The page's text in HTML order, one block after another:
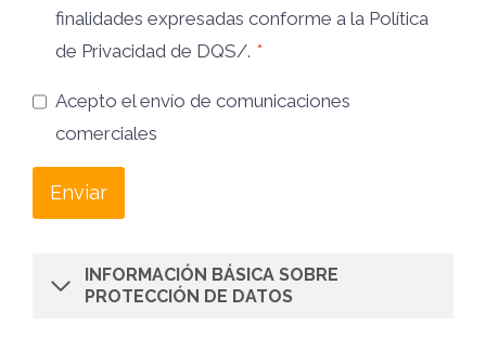
finalidades expresadas conforme a la Política
de Privacidad de DQS/. *
Acepto el envío de comunicaciones
comerciales
Enviar
INFORMACIÓN BÁSICA SOBRE
PROTECCIÓN DE DATOS